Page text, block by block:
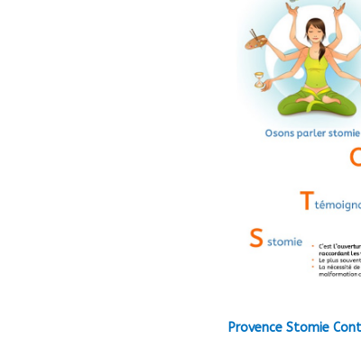
Provence Stomie